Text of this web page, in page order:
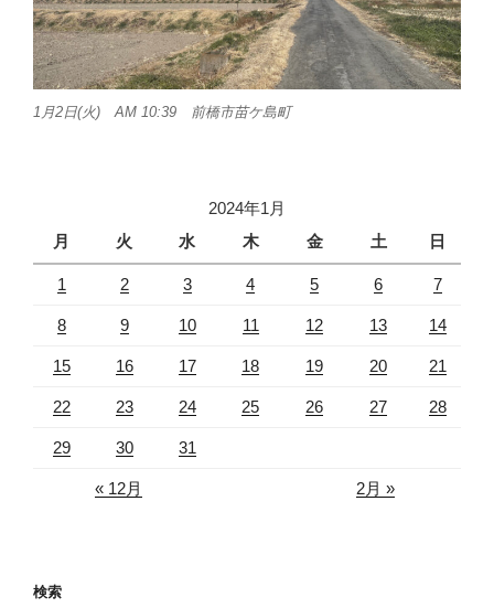
1月2日(火) AM 10:39 前橋市苗ケ島町
2024年1月
月
火 水 木 金 土 日
1 2 3 4 5 6 7
8 9 10 11 12 13 14
15 16 17 18 19 20 21
22 23 24 25 26 27 28
29 30 31
« 12月 2月 »
検索